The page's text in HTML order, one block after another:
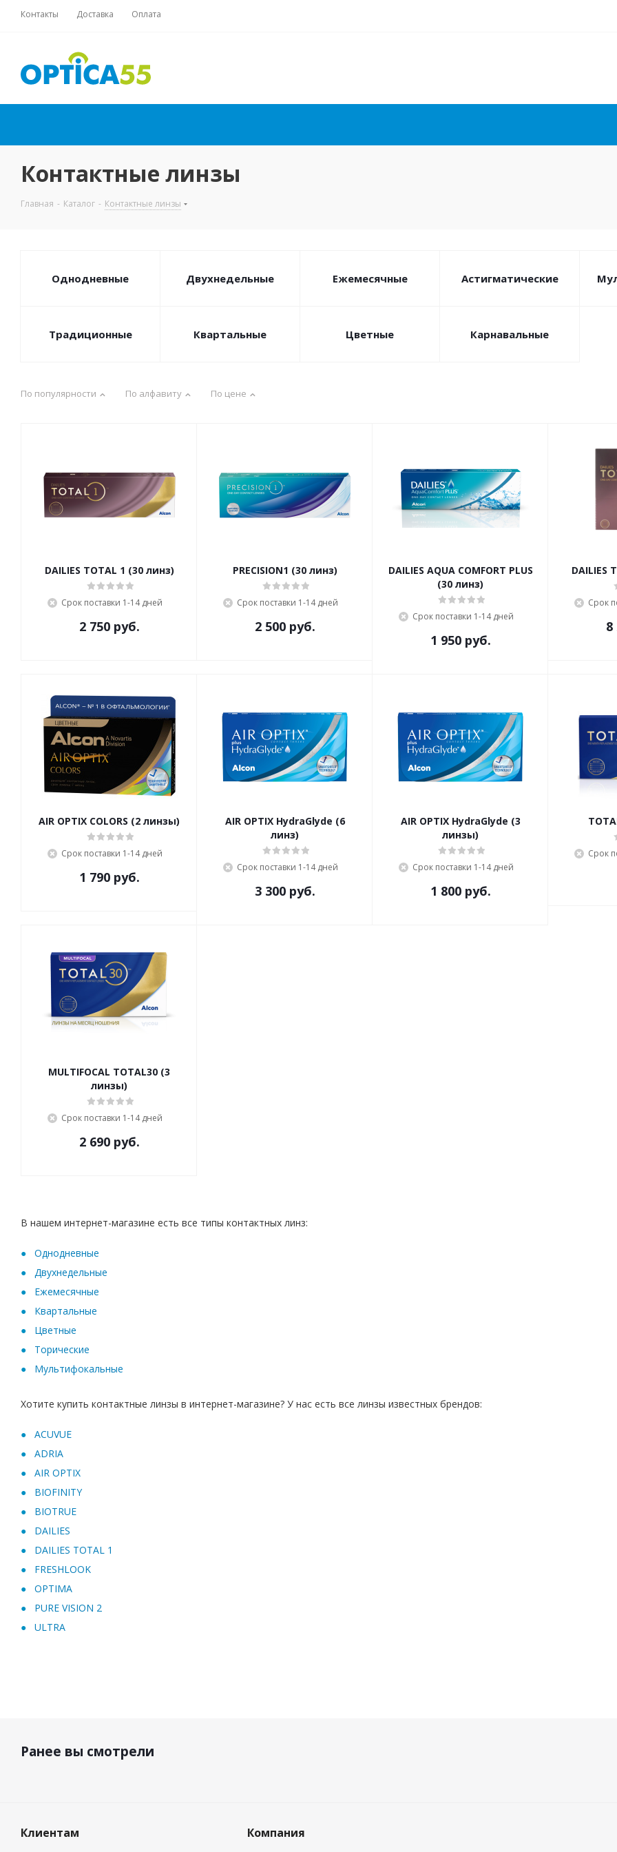
Контакты Доставка Оплата
Контактные линзы
Главная - Каталог - Контактные линзы
Однодневные Двухнедельные Ежемесячные Астигматические
Традиционные Квартальные Цветные Карнавальные
По популярности По алфавиту По цене
DAILIES TOTAL 1 (30 линз)
Срок поставки 1-14 дней
2 750 руб.
PRECISION1 (30 линз)
Срок поставки 1-14 дней
2 500 руб.
DAILIES AQUA COMFORT PLUS
(30 линз)
Срок поставки 1-14 дней
1 950 руб.
DAILIES
Срок
8
AIR OPTIX COLORS (2 линзы)
Срок поставки 1-14 дней
1 790 руб.
AIR OPTIX HydraGlyde (6
линз)
Срок поставки 1-14 дней
3 300 руб.
AIR OPTIX HydraGlyde (3
линзы)
Срок поставки 1-14 дней
1 800 руб.
Срок
MULTIFOCAL TOTAL30 (3
линзы)
Срок поставки 1-14 дней
2 690 руб.
В нашем интернет-магазине есть все типы контактных линз:
Oднодневные
Двухнедельные
Ежемесячные
Квартальные
Цветные
Торические
Мультифокальные
Хотите купить контактные линзы в интернет-магазине? У нас есть все линзы известных брендов:
ACUVUE
ADRIA
AIR OPTIX
BIOFINITY
BIOTRUE
DAILIES
DAILIES TOTAL 1
FRESHLOOK
OPTIMA
PURE VISION 2
ULTRA
Ранее вы смотрели
Клиентам Компания